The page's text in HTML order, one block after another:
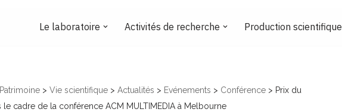
Le laboratoire Activités de recherche Production scientifique
> Vie scientifique > Actualités > Evénements > Conférence > Prix du
cadre de la conférence ACM MULTIMEDIA à Melbourne